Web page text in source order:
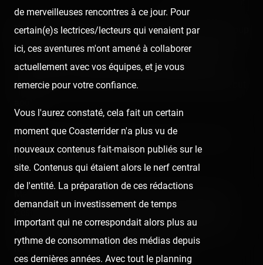
[SRLP 15/24]Si l'ambiance de la rentrée vous file le coup
de blues, nous vous proposons une prolongation d'été
avec la suite de nos aventures Sur la Route des Luna
Parks (qui, pour rappel, s'est déroulé de fin juillet à début
Pour cette visite, nous sortons des Luna Parks et des
Magic Park Land est situé à proximité de Marseille, et
c'est un endroit très agréable à visiter. Le parc est très
verduré et est intégré dans un cadre naturel propre au
relief de la région, ce qui est très reposant.
de merveilleuses rencontres à ce jour. Pour
certain(e)s lectrices/lecteurs qui venaient par
ici, ces aventures m'ont amené à collaborer
actuellement avec vos équipes, et je vous
remercie pour votre confiance.
Vous l'aurez constaté, cela fait un certain
moment que Coasterrider n'a plus vu de
nouveaux contenus fait-maison publiés sur le
site. Contenus qui étaient alors le nerf central
de l'entité. La préparation de ces rédactions
demandait un investissement de temps
important qui ne correspondait alors plus au
rythme de consommation des médias depuis
ces dernières années. Avec tout le planning